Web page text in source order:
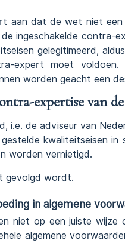
aan dat de wet niet
ingeschakelde contra-
gelegitimeerd,
expert moet
worden geacht een
expertise van
i.e. de adviseur van
kwaliteitseisen
worden vernietigd.
gevolgd wordt.
in algemene
niet op een juiste
algemene